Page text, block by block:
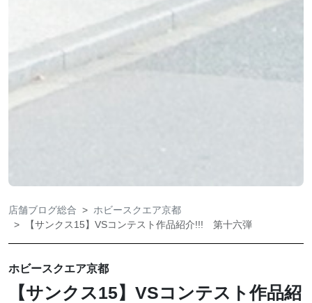
店舗ブログ総合
ホビースクエア京都
【サンクス15】VSコンテスト作品紹介!!! 第十六弾
ホビースクエア京都
【サンクス15】VSコンテスト作品紹